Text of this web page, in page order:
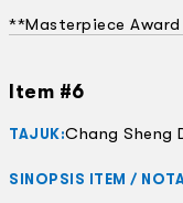
**Masterpiece Award
Item #6
TAJUK:Chang Sheng
SINOPSIS ITEM /